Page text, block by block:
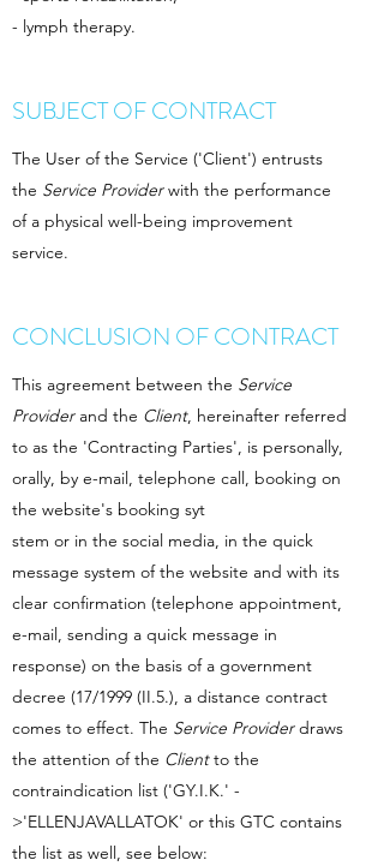
- lymph therapy.
SUBJECT OF CONTRACT
The User of the Service ('Client') entrusts
the Service Providerwith the performance
of a physical well-being improvement
service.
CONCLUSION OF CONTRACT
This agreement between the Service
Providerand the Client, hereinafter referred
to as the 'Contracting Parties', is personally,
orally, by e-mail, telephone call, booking on
the website's booking syt
stem or in the social media, in the quick
message system of the website and with its
clear confirmation (telephone appointment,
e-mail, sending a quick message in
response) on the basis of a government
decree (17/1999 (II.5.), a distance contract
comes to effect. The Service Providerdraws
the attention of the Clientto the
contraindication list ('GY.I.K.' -
>'ELLENJAVALLATOK' or this GTC contains
the list as well, see below: